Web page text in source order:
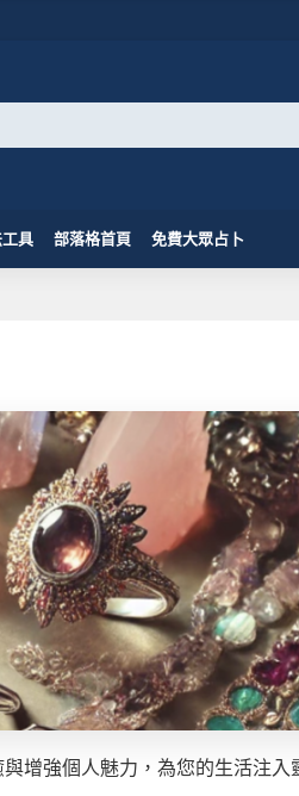
具 部落格首頁 免費大眾占卜
增強個人魅力，為您的生活注入